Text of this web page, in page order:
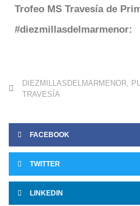
Trofeo MS Travesía de
#diezmillasdelmarmenor:
DIEZMILLASDELMARMENOR,
TRAVESÍA
FACEBOOK
TWITTER
LINKEDIN